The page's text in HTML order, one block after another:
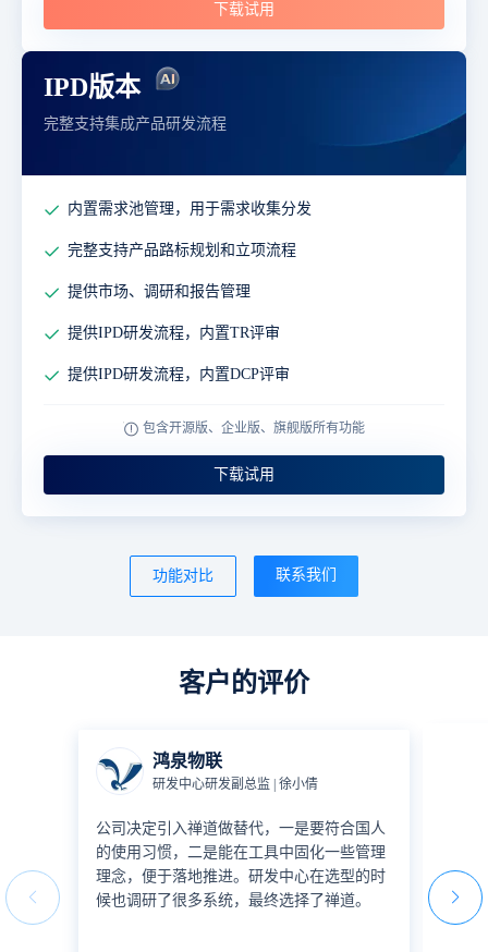
下载试用
IPD版本
完整支持集成产品研发流程
内置需求池管理，用于需求收集分发
完整支持产品路标规划和立项流程
提供市场、调研和报告管理
提供IPD研发流程，内置TR评审
提供IPD研发流程，内置DCP评审
包含开源版、企业版、旗舰版所有功能
下载试用
功能对比 联系我们
客户的评价
鸿泉物联
研发中心研发副总监 | 徐小倩
公司决定引入禅道做替代，一是要符合国人
的使用习惯，二是能在工具中固化一些管理
理念，便于落地推进。研发中心在选型的时
候也调研了很多系统，最终选择了禅道。
道已
禅道
理。